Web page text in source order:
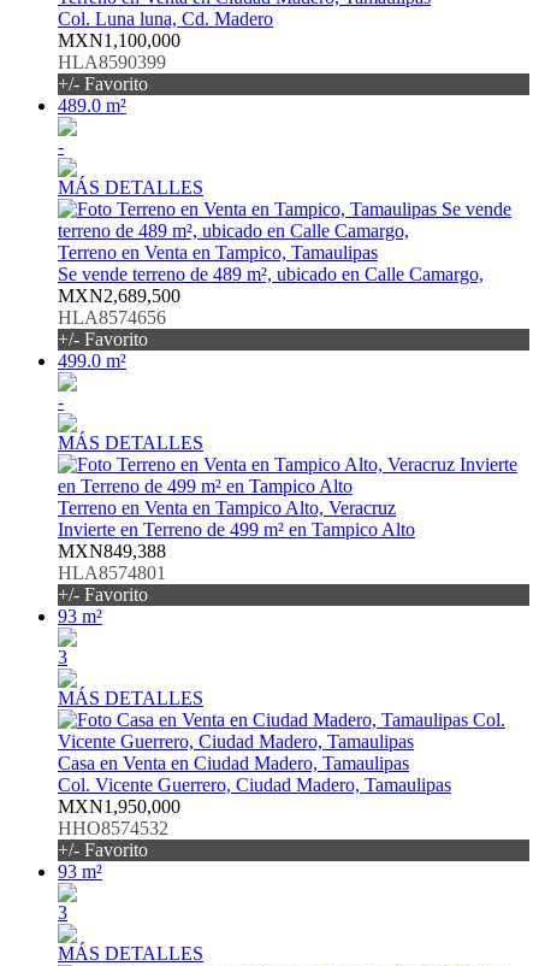
Col. Luna luna, Cd. Madero
MXN1,100,000
HLA8590399
+/- Favorito
489.0 m²
-
MÁS DETALLES
Terreno en Venta en Tampico, Tamaulipas
Se vende terreno de 489 m², ubicado en Calle Camargo,
MXN2,689,500
HLA8574656
+/- Favorito
499.0 m²
-
MÁS DETALLES
Terreno en Venta en Tampico Alto, Veracruz
Invierte en Terreno de 499 m² en Tampico Alto
MXN849,388
HLA8574801
+/- Favorito
93 m²
3
MÁS DETALLES
Casa en Venta en Ciudad Madero, Tamaulipas
Col. Vicente Guerrero, Ciudad Madero, Tamaulipas
MXN1,950,000
HHO8574532
+/- Favorito
93 m²
3
MÁS DETALLES